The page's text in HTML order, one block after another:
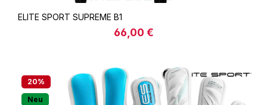
ELITE SPORT SUPREME B1
Regulärer Preis:
66,00 €
20%
Neu